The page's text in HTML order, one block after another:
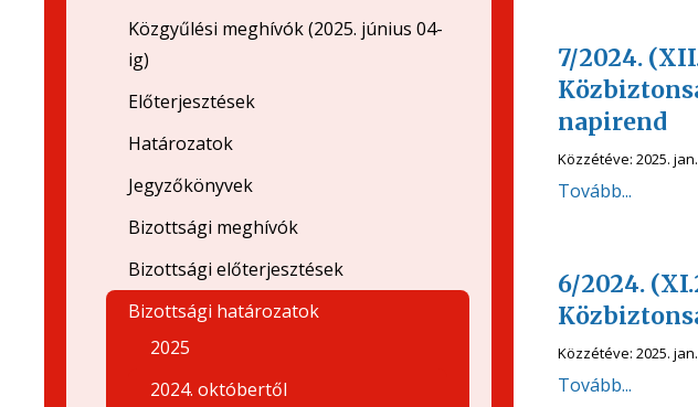
7/2024.
napirend
Közzétéve: 2025.
Tovább...
6/2024.
Közzétéve: 2025.
Tovább...
Közgyűlési meghívók (2025. június 04-
ig)
Előterjesztések
Határozatok
Jegyzőkönyvek
Bizottsági meghívók
Bizottsági előterjesztések
Bizottsági határozatok
2025
2024. októbertől